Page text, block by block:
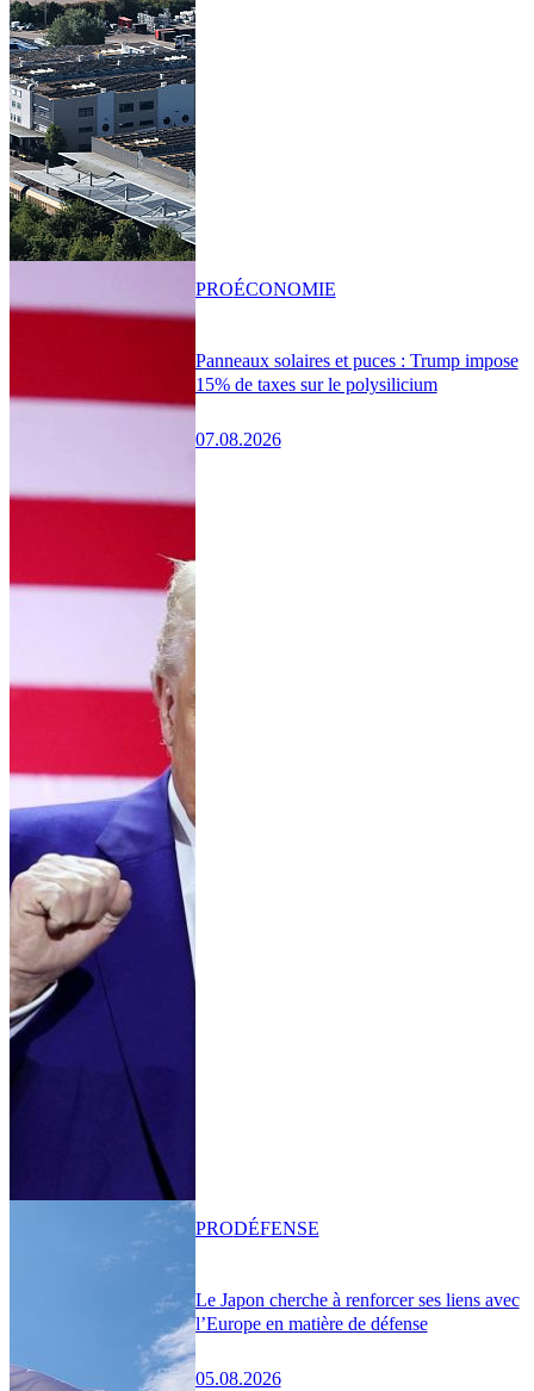
Panneaux solaires et puces : Trump impose
15% de taxes sur le polysilicium
07.08.2026
PROÉCONOMIE
Le Japon cherche à renforcer ses liens avec
l’Europe en matière de défense
05.08.2026
PRODÉFENSE